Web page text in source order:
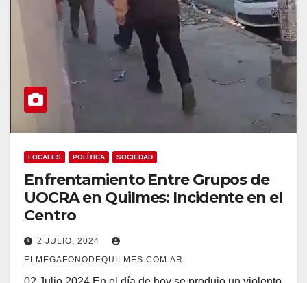
LOCALES POLÍTICA SOCIEDAD
Enfrentamiento Entre Grupos de
UOCRA en Quilmes: Incidente en el
Centro
2 JULIO, 2024
ELMEGAFONODEQUILMES.COM.AR